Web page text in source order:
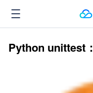
Python unittest